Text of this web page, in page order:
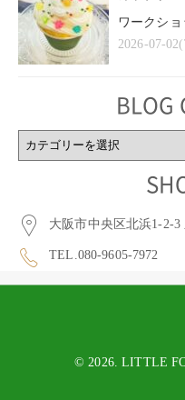
ワークショ
2026-07-
BLOG
BLOG
CATEGORY
大阪市中央区北浜1-2-3
TEL.080-9605-7972
© 2026. LITTLE